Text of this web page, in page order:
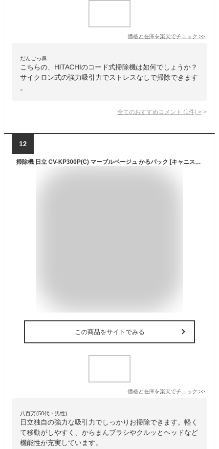
価格と在庫を楽天でチェック >>
だんごっ鼻
こちらの、HITACHIのコード式掃除機は如何でしょうか？
サイクロン式の強力吸引力でストレスなしで掃除できます
。
全てのおすすめコメント (1 件) >
12
掃除機 日立 CV-KP300P(C) マーブルベージュ かるパック [キャニスター掃除機 (紙パック式 /コード式)] 吸引力 新生活
この商品をサイトでみる
価格と在庫を楽天でチェック >>
八百万(50代・男性)
日立独自の強力な吸引力でしっかりお掃除できます。軽く
て移動がしやすく、からまんブラシやクルッとヘッドなど
機能性が充実しています。